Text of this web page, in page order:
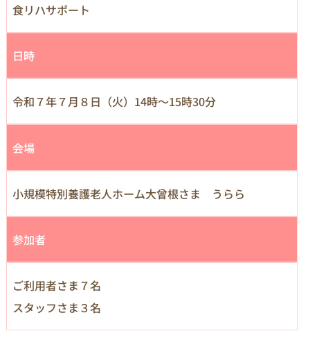
食リハサポート
日時
令和７年７月８日（火）14時～15時30分
会場
小規模特別養護老人ホーム大曾根さま うらら
参加者
ご利用者さま７名
スタッフさま３名